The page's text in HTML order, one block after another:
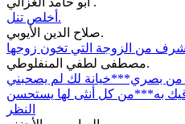
أخلص تنل.
صلاح الدين الأيوبي.
مصطفى لطفي المنفلوطي.
من بصري***خيانة لك لم يصحبني
به***من كل أنثى لها يستحسن
النظر